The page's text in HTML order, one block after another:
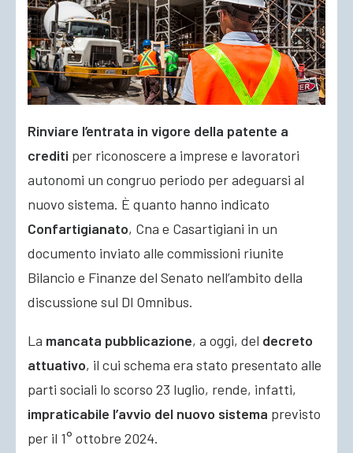
Rinviare l’entrata in vigore della patente a
crediti per riconoscere a imprese e lavoratori
autonomi un congruo periodo per adeguarsi al
nuovo sistema. È quanto hanno indicato
Confartigianato, Cna e Casartigiani in un
documento inviato alle commissioni riunite
Bilancio e Finanze del Senato nell’ambito della
discussione sul Dl Omnibus.
La mancata pubblicazione, a oggi, del decreto
attuativo, il cui schema era stato presentato alle
parti sociali lo scorso 23 luglio, rende, infatti,
impraticabile l’avvio del nuovo sistema previsto
per il 1° ottobre 2024.